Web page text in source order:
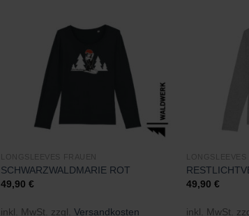
Wunschliste
hinzufügen
LONGSLEEVES FRAUEN
SCHWARZWALDMARIE ROT
49,90€
inkl. MwSt. zzgl.Versandkosten
LONGSLEEVES
49,90€
inkl. MwSt.